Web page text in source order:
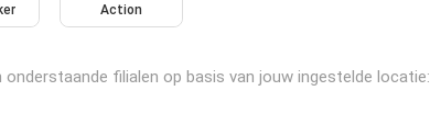
Action
filialen op basis van jouw ingestelde locatie: